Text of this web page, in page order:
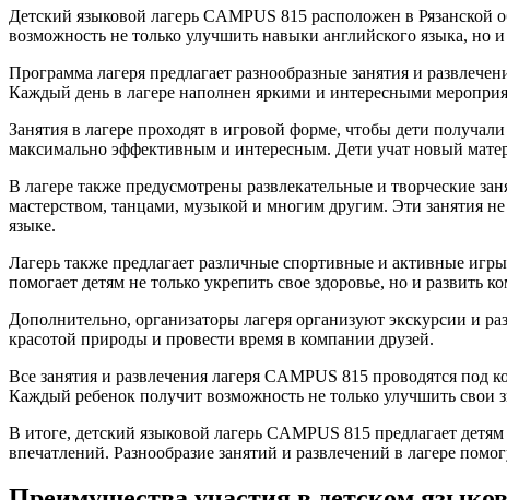
Детский языковой лагерь CAMPUS 815 расположен в Рязанской
возможность не только улучшить навыки английского языка, но
Программа лагеря предлагает разнообразные занятия и
Каждый день в лагере наполнен яркими и интересными
Занятия в лагере проходят в игровой форме, чтобы дети
максимально эффективным и интересным. Дети учат новый
В лагере также предусмотрены развлекательные и творческие
мастерством, танцами, музыкой и многим другим. Эти занятия
языке.
Лагерь также предлагает различные спортивные и активные
помогает детям не только укрепить свое здоровье, но и
Дополнительно, организаторы лагеря организуют экскурсии и
красотой природы и провести время в компании друзей.
Все занятия и развлечения лагеря CAMPUS 815 проводятся
Каждый ребенок получит возможность не только улучшить свои
В итоге, детский языковой лагерь CAMPUS 815 предлагает
впечатлений. Разнообразие занятий и развлечений в лагере